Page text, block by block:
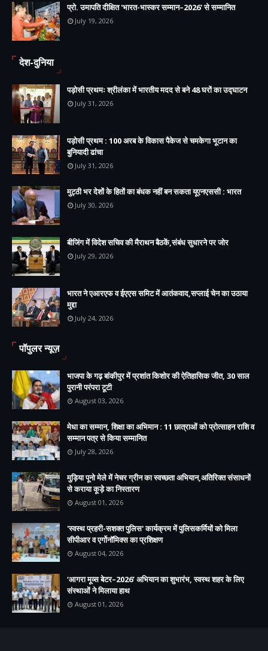
प्रो. उमापति दीक्षित 'भारत-भास्कर सम्मान–2026' से सम्मानित
July 19, 2026
देश-दुनिया
पड़ोसी प्रथमः श्रीलंका में भारतीय मदद से बने 48 घरों का उद्घाटन
July 31, 2026
पड़ोसी प्रथम : 100 अरब के विकास पैकेज से चमकेगा भूटान का
बुनियादी ढांचा
July 31, 2026
मुट्ठी भर देशों के हितों का बंधक नहीं बन सकता यूएनएससी : भारत
July 30, 2026
बीजिंग में विदेश सचिव की मैराथन बैठकें,संबंध सुधारने पर जोर
July 29, 2026
भारत ने एआरएफ व ईएएस समिट में आतंकवाद,सप्लाई चेन का उठाया
मुद्दा
July 24, 2026
पॉपुलर न्यूज़
भाजपा के गढ़ बांकीपुर में प्रशांत किशोर की ऐतिहासिक जीत, 30 साल
पुरानी परंपरा टूटी
August 03, 2026
मेधा का सम्मान, शिक्षा का अभिमान : 11 छात्राओं को प्रोत्साहन राशि व
सम्मान पत्र से किया सम्मानित
July 28, 2026
मुड़िया पूनो मेले में नेचर ग्रीन का स्वच्छता अभियान,अतिरिक्त संसाधनों
से कराया कूड़े का निस्तारण
August 01, 2026
'स्वस्थ प्रहरी-सशक्त पुलिस' कार्यक्रम में पुलिसकर्मियों को मिला
सीपीआर व एर्गोनॉमिक्स का प्रशिक्षण
August 04, 2026
‘आगरा मूव्स बेटर–2026’ अभियान का शुभारंभ, स्वस्थ शहर के लिए
संस्थाओं ने मिलाया हाथ
August 01, 2026